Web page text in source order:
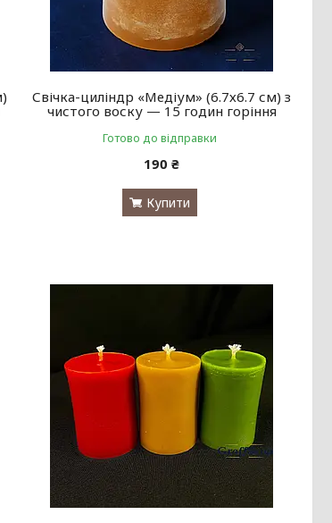
Свічка-циліндр «Медіум» (6.7х6.7 см) з
чистого воску — 15 годин горіння
Готово до відправки
190 ₴
Купити